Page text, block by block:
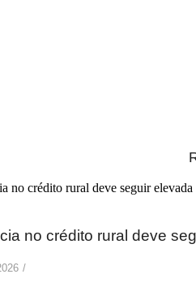
no crédito rural deve
/